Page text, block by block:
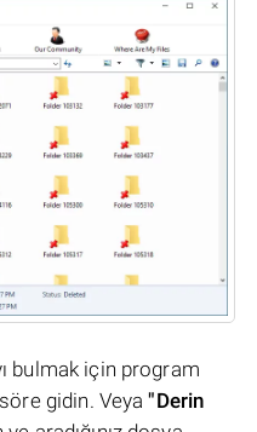
bulmak için program
gidin. Veya"Derin